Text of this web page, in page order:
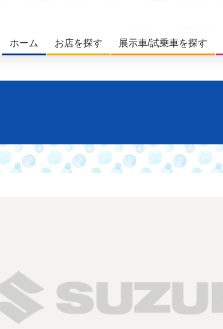
ホーム お店を探す 展示車/試乗車を探す